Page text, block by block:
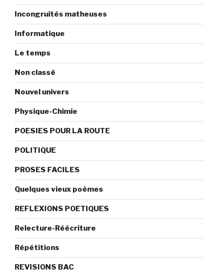
Incongruités matheuses
Informatique
Le temps
Non classé
Nouvel univers
Physique-Chimie
POESIES POUR LA ROUTE
POLITIQUE
PROSES FACILES
Quelques vieux poèmes
REFLEXIONS POETIQUES
Relecture-Réécriture
Répétitions
REVISIONS BAC